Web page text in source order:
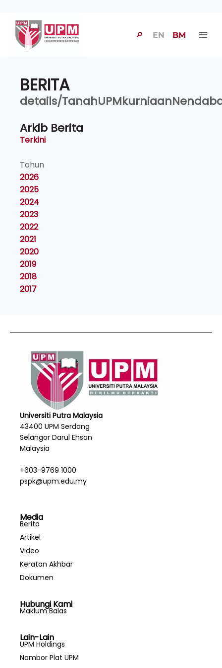
🔎 EN BM
BERITA
details/
Arkib Berita
Terkini
Tahun
2026
2025
2024
2023
2022
2021
2020
2019
2018
2017
Universiti Putra Malaysia
43400 UPM Serdang
Selangor Darul Ehsan
Malaysia
+603-9769 1000
pspk@upm.edu.my
Media
Berita
Artikel
Video
Keratan Akhbar
Dokumen
Hubungi Kami
Maklum Balas
Lain-Lain
UPM Holdings
Nombor Plat UPM